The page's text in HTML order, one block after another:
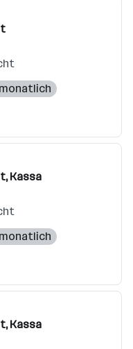
monatlich
Kassa
monatlich
Kassa